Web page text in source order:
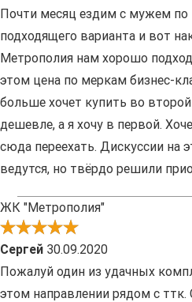
Почти месяц ездим с мужем по
подходящего варианта и вот
Метрополия нам хорошо
этом цена по меркам бизнес-
больше хочет купить во
дешевле, а я хочу в первой.
сюда переехать. Дискуссии на
ведутся, но твёрдо решили
ЖК "Метрополия"
Сергей 30.09.2020
Пожалуй один из удачных
этом направлении рядом с